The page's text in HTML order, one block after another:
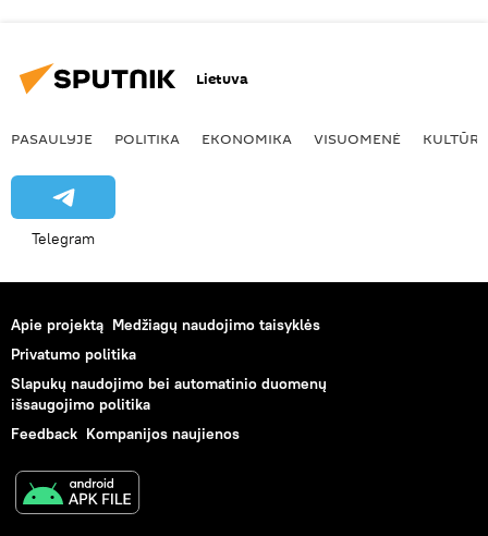
Lietuva
PASAULYJE POLITIKA EKONOMIKA VISUOMENĖ KULTŪRA
Telegram
Apie projektą Medžiagų naudojimo taisyklės
Privatumo politika
Slapukų naudojimo bei automatinio duomenų
išsaugojimo politika
Feedback Kompanijos naujienos